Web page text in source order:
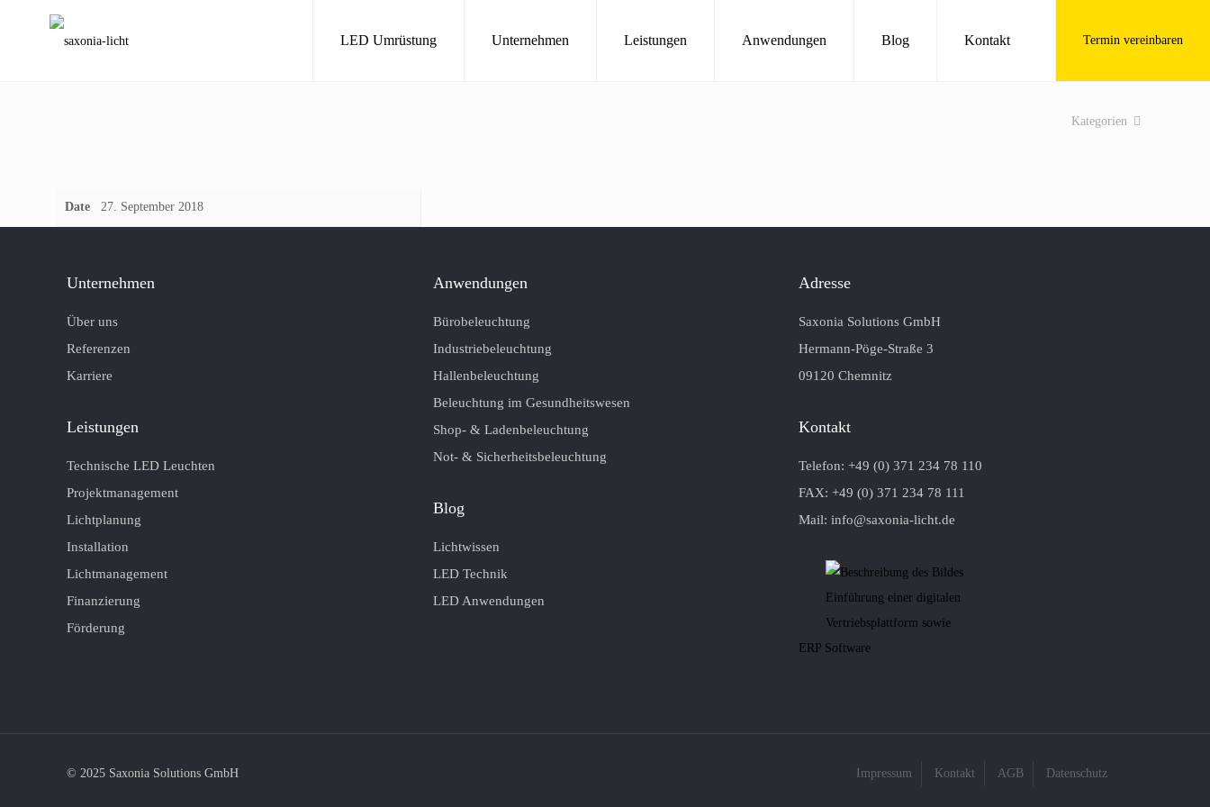
LED Umrüstung Unternehmen Leistungen Anwendungen Blog Kontakt Termin vereinbaren
Kategorien
Date 27. September 2018
Unternehmen
Über uns
Referenzen
Karriere
Leistungen
Technische LED Leuchten
Projektmanagement
Lichtplanung
Installation
Lichtmanagement
Finanzierung
Förderung
Anwendungen
Bürobeleuchtung
Industriebeleuchtung
Hallenbeleuchtung
Beleuchtung im Gesundheitswesen
Shop- & Ladenbeleuchtung
Not- & Sicherheitsbeleuchtung
Blog
Lichtwissen
LED Technik
LED Anwendungen
Adresse
Saxonia Solutions GmbH
Hermann-Pöge-Straße 3
09120 Chemnitz
Kontakt
Telefon: +49 (0) 371 234 78 110
FAX: +49 (0) 371 234 78 111
Mail: info@saxonia-licht.de
Einführung einer digitalen
Vertriebsplattform sowie
ERP Software
© 2025 Saxonia Solutions GmbH Impressum Kontakt AGB Datenschutz